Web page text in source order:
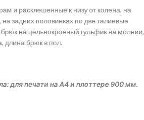
и расклешенные к низу от колена, на
задних половинках по две талиевые
брюк на цельнокроеный гульфик на молнии,
длина брюк в пол.
для печати на А4 и плоттере 900 мм.